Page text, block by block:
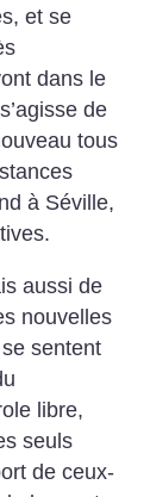
et se
dans le
de
tous
à Séville,
aussi de
nouvelles
sentent
libre,
seuls
de ceux-